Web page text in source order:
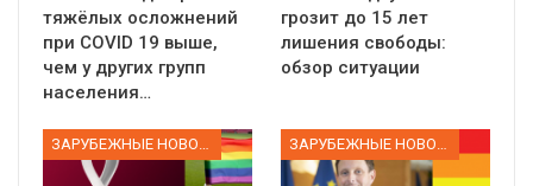
тяжёлых осложнений
при COVID 19 выше,
чем у других групп
населения…
грозит до 15 лет
лишения свободы:
обзор ситуации
ЗАРУБЕЖНЫЕ НОВОСТИ ЗАРУБЕЖНЫЕ НОВОСТИ